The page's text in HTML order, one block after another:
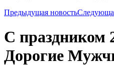
Предыдущая новость
C праздником
Дорогие